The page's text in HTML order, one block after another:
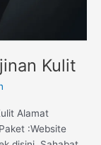
Kulit
Alamat
:Website